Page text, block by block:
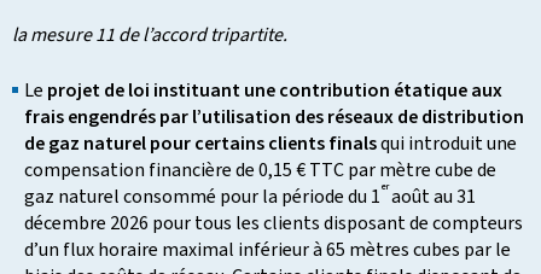
la mesure 11 de l’accord tripartite.
Le projet de loi instituant une contribution étatique aux
frais engendrés par l’utilisation des réseaux de distribution
de gaz naturel pour certains clients finalsqui introduit une
compensation financière de 0,15 € TTC par mètre cube de
gaz naturel consommé pour la période du 1eraoût au 31
décembre 2026 pour tous les clients disposant de compteurs
d’un flux horaire maximal inférieur à 65 mètres cubes par le